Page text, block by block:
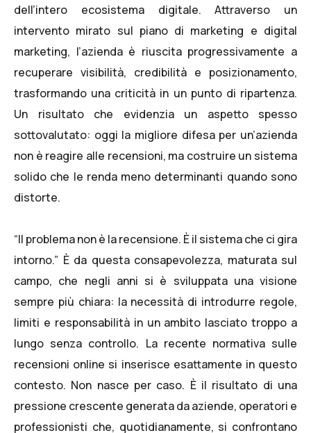
dell’intero ecosistema digitale. Attraverso un
intervento mirato sul piano di marketing e digital
marketing, l’azienda è riuscita progressivamente a
recuperare visibilità, credibilità e posizionamento,
trasformando una criticità in un punto di ripartenza.
Un risultato che evidenzia un aspetto spesso
sottovalutato: oggi la migliore difesa per un’azienda
non è reagire alle recensioni, ma costruire un sistema
solido che le renda meno determinanti quando sono
distorte.
“Il problema non è la recensione. È il sistema che ci gira
intorno.” È da questa consapevolezza, maturata sul
campo, che negli anni si è sviluppata una visione
sempre più chiara: la necessità di introdurre regole,
limiti e responsabilità in un ambito lasciato troppo a
lungo senza controllo. La recente normativa sulle
recensioni online si inserisce esattamente in questo
contesto. Non nasce per caso. È il risultato di una
pressione crescente generata da aziende, operatori e
professionisti che, quotidianamente, si confrontano